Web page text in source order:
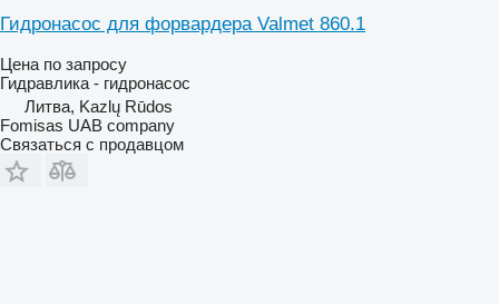
Гидронасос для форвардера Valmet 860.1
Цена по запросу
Гидравлика - гидронасос
Литва, Kazlų Rūdos
Fomisas UAB company
Связаться с продавцом